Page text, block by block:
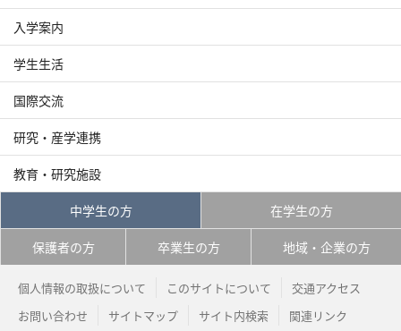
入学案内
学生生活
国際交流
研究・産学連携
教育・研究施設
中学生の方 在学生の方
保護者の方 卒業生の方 地域・企業の方
個人情報の取扱について このサイトについて
交通アクセス
お問い合わせ
サイトマップ サイト内検索 関連リンク